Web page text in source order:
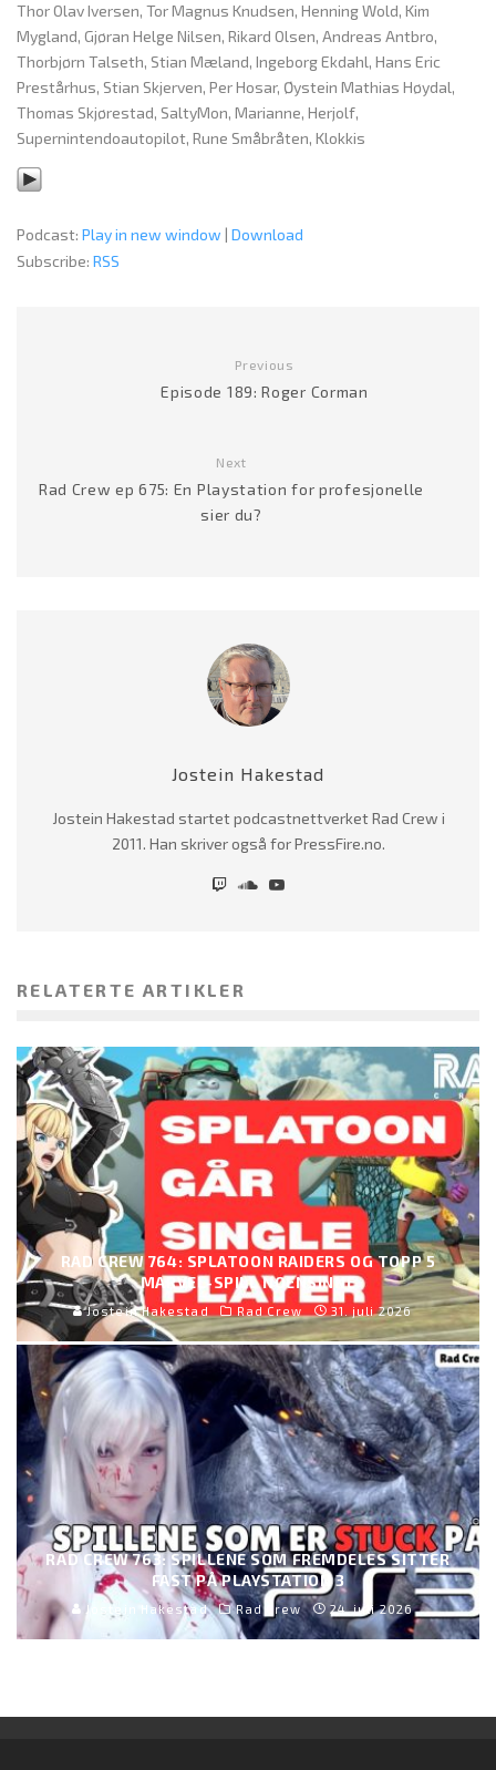
Thor Olav Iversen, Tor Magnus Knudsen, Henning Wold, Kim
Mygland, Gjøran Helge Nilsen, Rikard Olsen, Andreas Antbro,
Thorbjørn Talseth, Stian Mæland, Ingeborg Ekdahl, Hans Eric
Prestårhus, Stian Skjerven, Per Hosar, Øystein Mathias Høydal,
Thomas Skjørestad, SaltyMon, Marianne, Herjolf,
Supernintendoautopilot, Rune Småbråten, Klokkis
Podcast: Play in new window | Download
Subscribe: RSS
Previous
Episode 189: Roger Corman
Next
Rad Crew ep 675: En Playstation for profesjonelle
sier du?
Jostein Hakestad
Jostein Hakestad startet podcastnettverket Rad Crew i
2011. Han skriver også for PressFire.no.
RELATERTE ARTIKLER
RAD CREW 764: SPLATOON RAIDERS OG TOPP 5
MARVEL-SPILL NOENSINNE
Jostein Hakestad Rad Crew 31. juli 2026
RAD CREW 763: SPILLENE SOM FREMDELES SITTER
FAST PÅ PLAYSTATION 3
Jostein Hakestad Rad Crew 24. juli 2026